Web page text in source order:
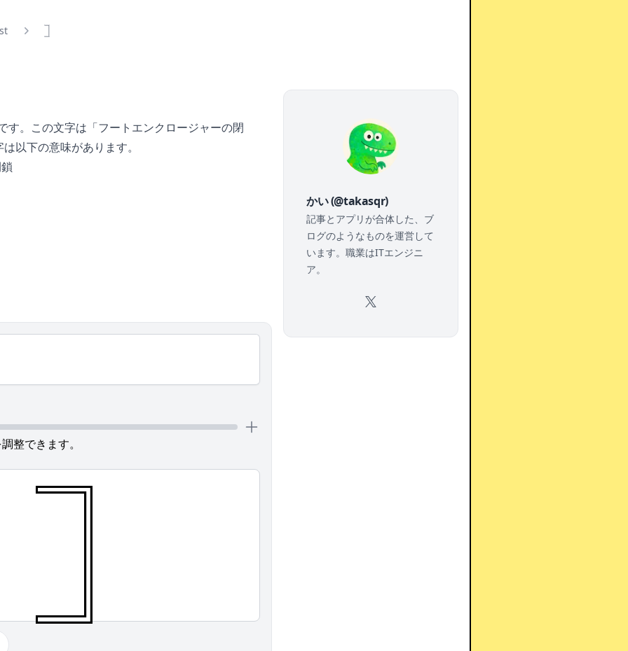
𓉝
す。この文字は「フートエンクロージャーの閉
以下の意味があります。
整できます。
𓉝
かい (@takasqr)
記事とアプリが合体した、ブ
ログのようなものを運営して
います。職業はITエンジニ
ア。
X